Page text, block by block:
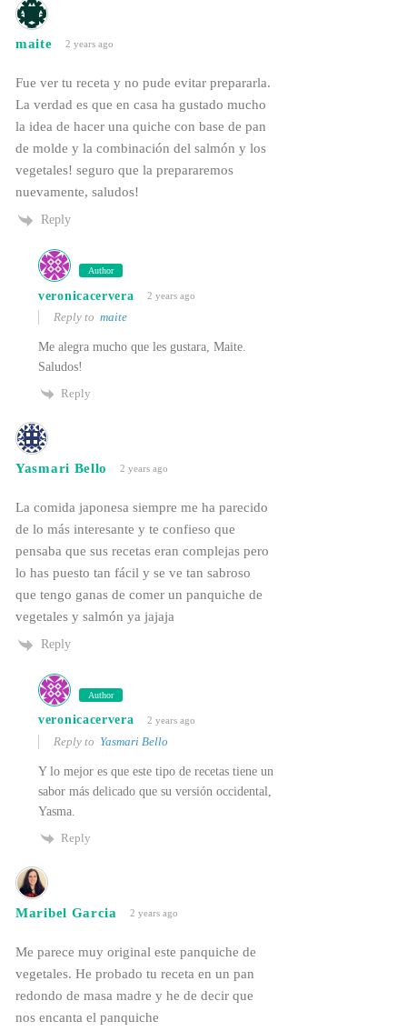
maite 2 years ago
Fue ver tu receta y no pude evitar prepararla.
La verdad es que en casa ha gustado mucho
la idea de hacer una quiche con base de pan
de molde y la combinación del salmón y los
vegetales! seguro que la prepararemos
nuevamente, saludos!
Reply
Author
veronicacervera 2 years ago
Reply tomaite
Me alegra mucho que les gustara, Maite.
Saludos!
Reply
Yasmari Bello 2 years ago
La comida japonesa siempre me ha parecido
de lo más interesante y te confieso que
pensaba que sus recetas eran complejas pero
lo has puesto tan fácil y se ve tan sabroso
que tengo ganas de comer un panquiche de
vegetales y salmón ya jajaja
Reply
Author
veronicacervera 2 years ago
Reply to Yasmari Bello
Y lo mejor es que este tipo de recetas tiene un
sabor más delicado que su versión occidental,
Yasma.
Reply
Maribel Garcia 2 years ago
Me parece muy original este panquiche de
vegetales. He probado tu receta en un pan
redondo de masa madre y he de decir que
nos encanta el panquiche